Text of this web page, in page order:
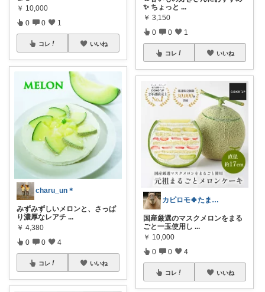
￥ 10,000
0 0 1
コレ いいね
charu_un＊
みずみずしいメロンと、さっぱ
り濃厚なレアチ ...
￥ 4,380
0 0 4
コレ いいね
✨ ちょっと ...
￥ 3,150
0 0 1
コレ いいね
カピロモ🍀たまにくすっと笑えるーむ🐾
国産厳選のマスクメロンをまる
ごと一玉使用し ...
￥ 10,000
0 0 4
コレ いいね